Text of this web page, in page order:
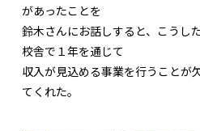
があったことを
鈴木さんにお話しすると、こうし
校舎で１年を通じて
収入が見込める事業を行うことが
てくれた。